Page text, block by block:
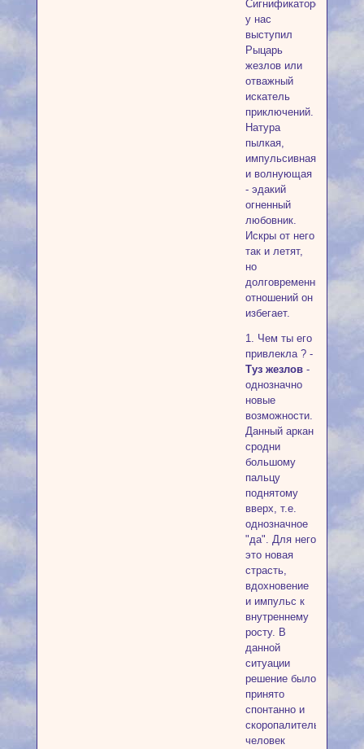
Сигнификатором
у нас
выступил
Рыцарь
жезлов или
отважный
искатель
приключений.
Натура
пылкая,
импульсивная
и волнующая
- эдакий
огненный
любовник.
Искры от него
так и летят,
но
долговременных
отношений он
избегает.
1. Чем ты его
привлекла ? -
Туз жезлов-
однозначно
новые
возможности.
Данный аркан
сродни
большому
пальцу
поднятому
вверх, т.е.
однозначное
"да". Для него
это новая
страсть,
вдохновение
и импульс к
внутреннему
росту. В
данной
ситуации
решение было
принято
спонтанно и
скоропалительно,
человек